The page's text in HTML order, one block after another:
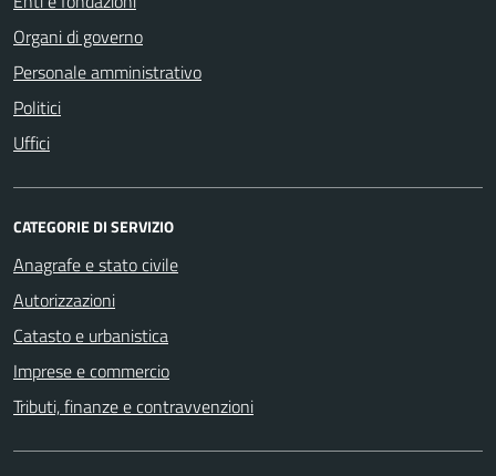
Organi di governo
Personale amministrativo
Politici
Uffici
CATEGORIE DI SERVIZIO
Anagrafe e stato civile
Autorizzazioni
Catasto e urbanistica
Imprese e commercio
Tributi, finanze e contravvenzioni